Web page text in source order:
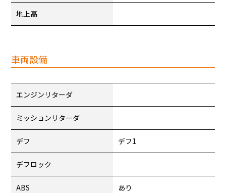
地上高
車両設備
エンジンリターダ
ミッションリターダ
デフ デフ1
デフロック
ABS あり